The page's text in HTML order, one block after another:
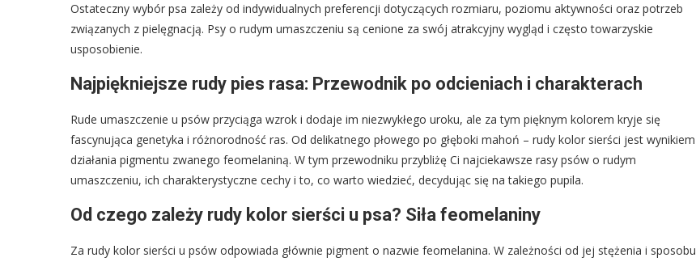
Ostateczny wybór psa zależy od indywidualnych preferencji dotyczących rozmiaru, poziomu aktywności oraz potrzeb
związanych z pielęgnacją. Psy o rudym umaszczeniu są cenione za swój atrakcyjny wygląd i często towarzyskie
usposobienie.
Najpiękniejsze rudy pies rasa: Przewodnik po odcieniach i charakterach
Rude umaszczenie u psów przyciąga wzrok i dodaje im niezwykłego uroku, ale za tym pięknym kolorem kryje się
fascynująca genetyka i różnorodność ras. Od delikatnego płowego po głęboki mahoń – rudy kolor sierści jest wynikiem
działania pigmentu zwanego feomelaniną. W tym przewodniku przybliżę Ci najciekawsze rasy psów o rudym
umaszczeniu, ich charakterystyczne cechy i to, co warto wiedzieć, decydując się na takiego pupila.
Od czego zależy rudy kolor sierści u psa? Siła feomelaniny
Za rudy kolor sierści u psów odpowiada głównie pigment o nazwie feomelanina. W zależności od jej stężenia i sposobu